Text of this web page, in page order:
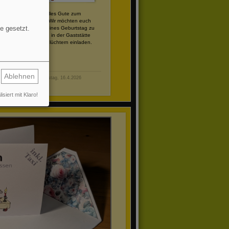
Hallo Dirk , alles Gute zum
Geburtstag. Wir möchten euch
anlässlich deines Geburtstag zu
einem Essen in der Gaststätte
Lasch in Schlüchtern einladen.
Donnerstag, 16.4.2026
gesetzt.
Ablehnen
mit Klaro!